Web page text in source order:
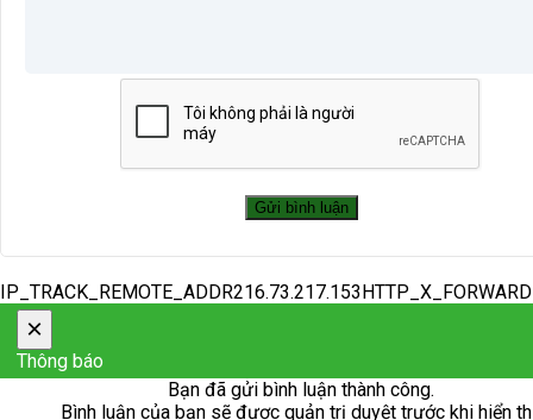
×
Thông báo
Bạn đã gửi bình luận thành công.
Bình luận của bạn sẽ được quản trị duyệt trước khi hiển